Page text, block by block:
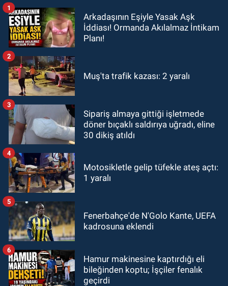
Arkadaşının Eşiyle Yasak Aşk
İddiası! Ormanda Akılalmaz İntikam
Planı!
1
Muş'ta trafik kazası: 2 yaralı
2
Sipariş almaya gittiği işletmede
döner bıçaklı saldırıya uğradı, eline
30 dikiş atıldı
3
Motosikletle gelip tüfekle ateş açtı:
1 yaralı
4
Fenerbahçe'de N'Golo Kante, UEFA
kadrosuna eklendi
5
Hamur makinesine kaptırdığı eli
bileğinden koptu; İşçiler fenalık
geçirdi
6